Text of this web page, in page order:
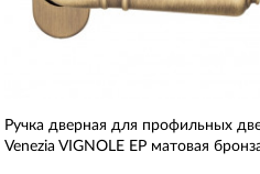
Ручка дверная для профильных
Venezia VIGNOLE EP матовая